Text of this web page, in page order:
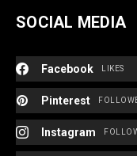
SOCIAL MEDIA
Facebook LIKES
Pinterest
Instagram